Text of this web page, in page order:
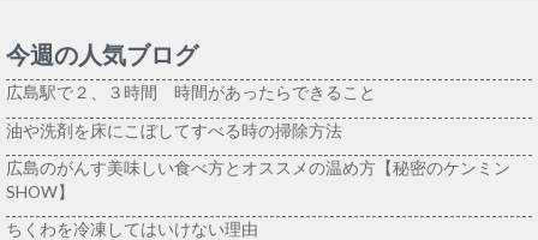
今週の人気ブログ
広島駅で２、３時間 時間があったらできること
油や洗剤を床にこぼしてすべる時の掃除方法
広島のがんす美味しい食べ方とオススメの温め方【秘密のケンミン
SHOW】
ちくわを冷凍してはいけない理由